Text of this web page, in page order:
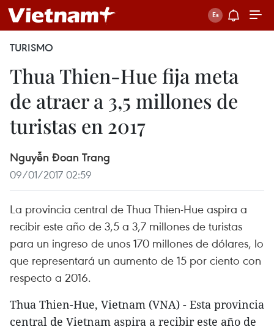
TURISMO
Thua Thien-Hue fija meta
de atraer a 3,5 millones de
turistas en 2017
Nguyễn Đoan Trang
09/01/2017 02:59
La provincia central de Thua Thien-Hue aspira a
recibir este año de 3,5 a 3,7 millones de turistas
para un ingreso de unos 170 millones de dólares, lo
que representará un aumento de 15 por ciento con
respecto a 2016.
Thua Thien-Hue, Vietnam (VNA) - Esta provincia
central de Vietnam aspira a recibir este año de